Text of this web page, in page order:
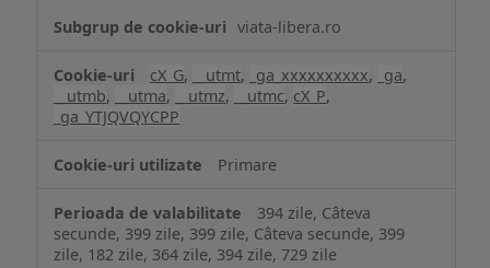
viata-libera.ro
cX_G, __utmt, _ga_xxxxxxxxxx, _ga,
__utmb, __utma, __utmz, __utmc, cX_P,
_ga_YTJQVQYCPP
Primare
394 zile, Câteva
secunde, 399 zile, 399 zile, Câteva secunde, 399
zile, 182 zile, 364 zile, 394 zile, 729 zile